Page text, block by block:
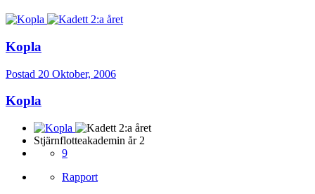
Kopla
Postad 20 Oktober, 2006
Kopla
Stjärnflotteakademin år 2
9
Rapport